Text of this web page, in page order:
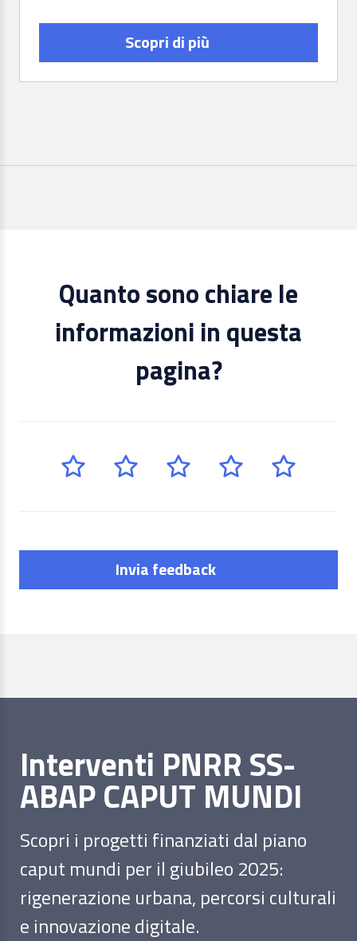
Scopri di più
Quanto sono chiare le
informazioni in questa
pagina?
Invia feedback
Interventi PNRR SS-
ABAP CAPUT MUNDI
Scopri i progetti finanziati dal piano
caput mundi per il giubileo 2025:
rigenerazione urbana, percorsi culturali
e innovazione digitale.